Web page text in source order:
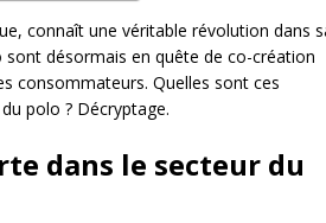
connaît une véritable révolution dans
sont désormais en quête de co-création
consommateurs. Quelles sont ces
polo ? Décryptage.
dans le secteur du